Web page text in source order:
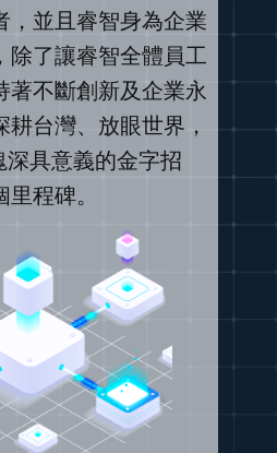
，並且睿智身為企業
除了讓睿智全體員工
著不斷創新及企業永
台灣、放眼世界，
具意義的金字招
程碑。